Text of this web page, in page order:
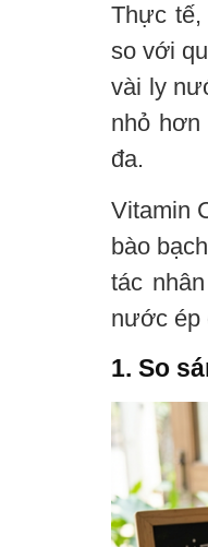
Thực
so với
vài ly
nhỏ
đa.
Vitamin
bào
tác
nước ép
1. So